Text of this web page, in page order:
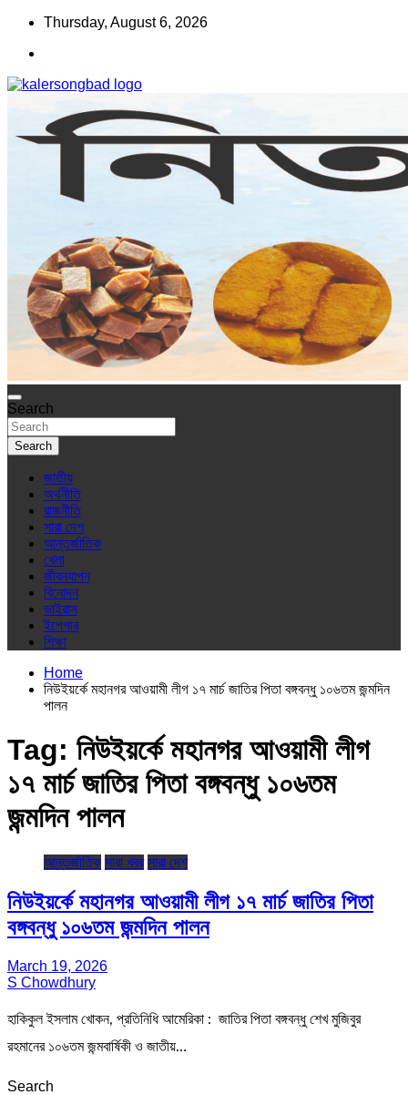
Skip
content
Thursday, August 6, 2026
কালের সংবাদ
www.kalersongbad.com
Search
Search
জাতীয়
অর্থনীতি
রাজনীতি
সারা দেশ
আন্তর্জাতিক
খেলা
জীবনযাপন
বিনোদন
ভাইরাস
ইপেপার
শিক্ষা
Home
নিউইয়র্কে মহানগর আওয়ামী লীগ ১৭ মার্চ জাতির পিতা বঙ্গবন্ধু ১০৬তম জন্মদিন
পালন
Tag: নিউইয়র্কে মহানগর আওয়ামী লীগ
১৭ মার্চ জাতির পিতা বঙ্গবন্ধু ১০৬তম
জন্মদিন পালন
আন্তর্জাতিক সারা খবর সারা দেশ
নিউইয়র্কে মহানগর আওয়ামী লীগ ১৭ মার্চ জাতির পিতা
বঙ্গবন্ধু ১০৬তম জন্মদিন পালন
March 19, 2026
S Chowdhury
হাকিকুল ইসলাম খোকন, প্রতিনিধি আমেরিকা : জাতির পিতা বঙ্গবন্ধু শেখ মুজিবুর
রহমানের ১০৬তম জন্মবার্ষিকী ও জাতীয়…
Search